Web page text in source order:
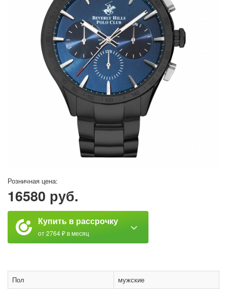
Розничная цена:
16580 руб.
Купить в рассрочку
от 2764 ₽ в месяц
Пол мужские